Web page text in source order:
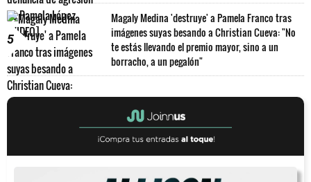
5
Magaly Medina 'destruye' a Pamela Franco tras
imágenes suyas besando a Christian Cueva: "No
te estás llevando el premio mayor, sino a un
borracho, a un pegalón"